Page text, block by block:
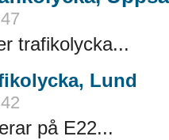
trafikolycka...
Lund
på E22...